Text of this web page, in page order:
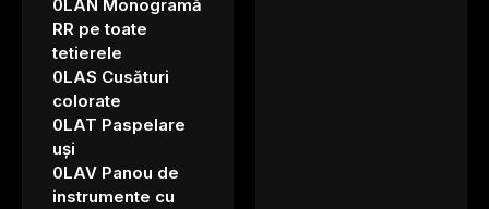
0LAN Monogramă
RR pe toate
tetierele
0LAS Cusături
colorate
0LAT Paspelare
uși
0LAV Panou de
instrumente cu